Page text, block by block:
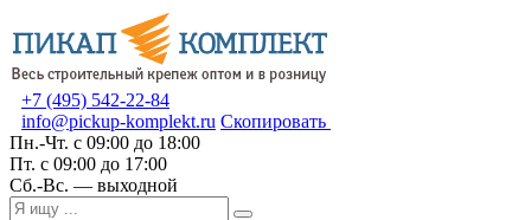
+7 (495) 542-22-84
info@pickup-komplekt.ru Скопировать
Пн.-Чт. с 09:00 до 18:00
Пт. с 09:00 до 17:00
Сб.-Вс. — выходной